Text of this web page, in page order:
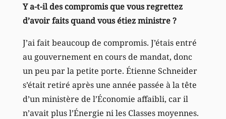
Y a-t-il des compromis que vous regrettez
d’avoir faits quand vous étiez ministre ?
J’ai fait beaucoup de compromis. J’étais entré
au gouvernement en cours de mandat, donc
un peu par la petite porte. Étienne Schneider
s’était retiré après une année passée à la tête
d’un ministère de l’Économie affaibli, car il
n’avait plus l’Énergie ni les Classes moyennes.